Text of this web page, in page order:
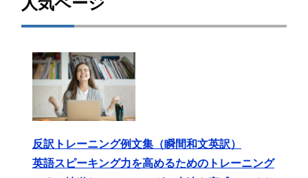
反訳トレーニング例文集（瞬間和文英訳）
英語スピーキング力を高めるためのトレーニング